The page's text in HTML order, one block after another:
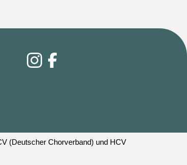
(Deutscher Chorverband) und HCV